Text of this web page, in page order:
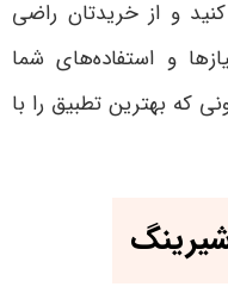
و از خریدتان راضی
و استفاده‌های شما
که بهترین تطبیق را با